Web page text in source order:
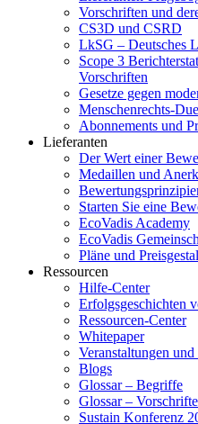
Vorschriften und
CS3D und CSRD
LkSG – Deutsches
Scope 3
Vorschriften
Gesetze gegen
Menschenrechts-
Abonnements und
Lieferanten
Der Wert einer
Medaillen und
Starten Sie eine
EcoVadis Academy
EcoVadis
Pläne und
Ressourcen
Hilfe-Center
Erfolgsgeschichten
Ressourcen-Center
Whitepaper
Veranstaltungen
Blogs
Glossar – Begriffe
Glossar –
Sustain Konferenz